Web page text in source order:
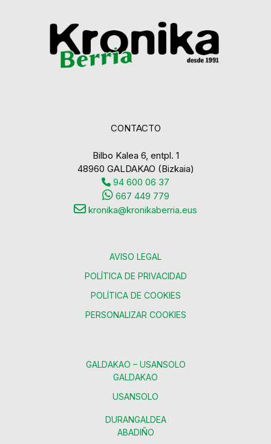
CONTACTO
Bilbo Kalea 6, entpl. 1
48960 GALDAKAO (Bizkaia)
94 600 06 37
667 449 779
kronika@kronikaberria.eus
AVISO LEGAL
POLÍTICA DE PRIVACIDAD
POLÍTICA DE COOKIES
PERSONALIZAR COOKIES
GALDAKAO – USANSOLO
GALDAKAO
USANSOLO
DURANGALDEA
ABADIÑO